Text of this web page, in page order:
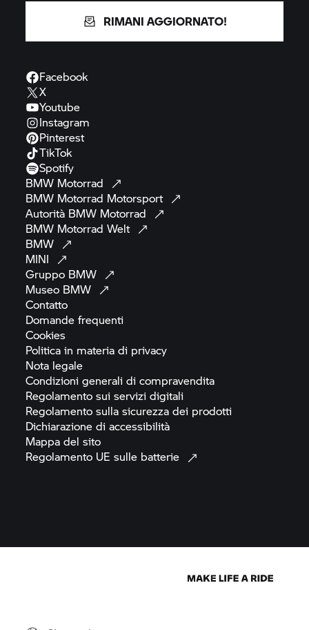
RIMANI AGGIORNATO!
Facebook
X
Youtube
Instagram
Pinterest
TikTok
Spotify
BMW Motorrad
BMW Motorrad Motorsport
Autorità BMW Motorrad
BMW Motorrad Welt
BMW
MINI
Gruppo BMW
Museo BMW
Contatto
Domandefrequenti
Cookies
Politica in materia di privacy
Nota legale
Condizioni generali dicompravendita
Regolamento sui servizidigitali
Regolamento sulla sicurezza dei prodotti
Dichiarazione diaccessibilità
Mappa delsito
Regolamento UE sulle batterie